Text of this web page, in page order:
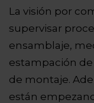
La visión por
supervisar
ensamblaje,
estampación
de montaje.
están